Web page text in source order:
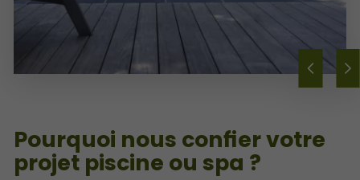
Pourquoi nous confier votre
projet piscine ou spa ?